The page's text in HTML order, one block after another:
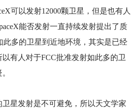
可以发射12000颗卫星，但是也有人
能否发射一直持续发射提出了质
此多的卫星到近地环境，其实是已经
有人对于FCC批准发射如此多的卫
星发射是不可避免，所以天文学家